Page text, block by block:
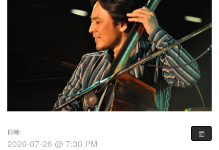
日時:
2026-07-28 @ 7:30 PM